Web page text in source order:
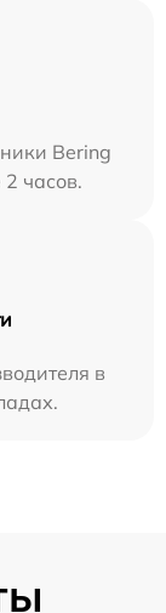
Bering
часов.
в